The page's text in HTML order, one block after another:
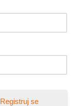
Registruj se